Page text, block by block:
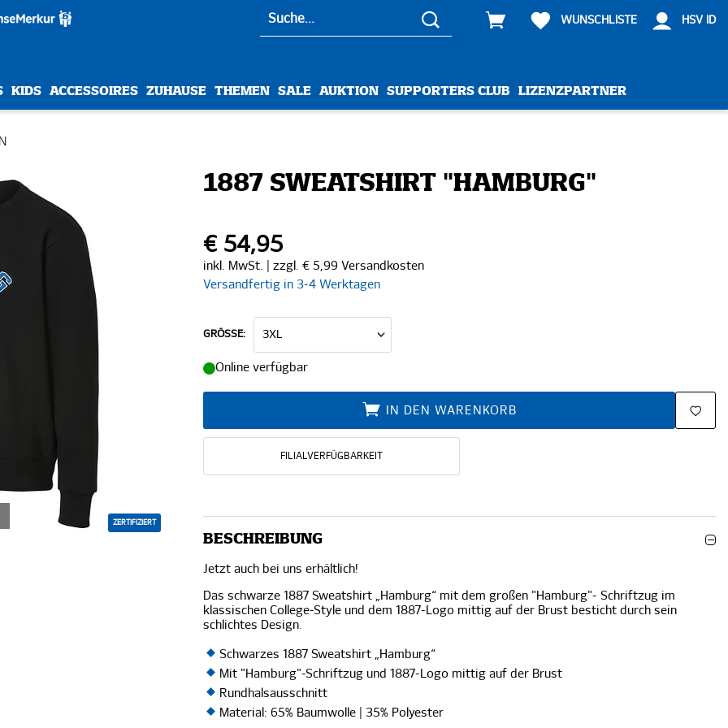
WUNSCHLISTE HSV ID
KIDS ACCESSOIRES ZUHAUSE THEMEN SALE AUKTION SUPPORTERS CLUB LIZENZPARTNER
ZERTIFIZIERT
1887 SWEATSHIRT "HAMBURG"
€ 54,95
inkl. MwSt. | zzgl. € 5,99 Versandkosten
Versandfertig in 3-4 Werktagen
GRÖSSE:
Online verfügbar
IN DEN WARENKORB
FILIALVERFÜGBARKEIT
BESCHREIBUNG
Jetzt auch bei uns erhältlich!
Das schwarze 1887 Sweatshirt „Hamburg“ mit dem großen "Hamburg"- Schriftzug im
klassischen College-Style und dem 1887-Logo mittig auf der Brust besticht durch sein
schlichtes Design.
Schwarzes 1887 Sweatshirt „Hamburg“
Mit "Hamburg"-Schriftzug und 1887-Logo mittig auf der Brust
Rundhalsausschnitt
Material: 65% Baumwolle | 35% Polyester